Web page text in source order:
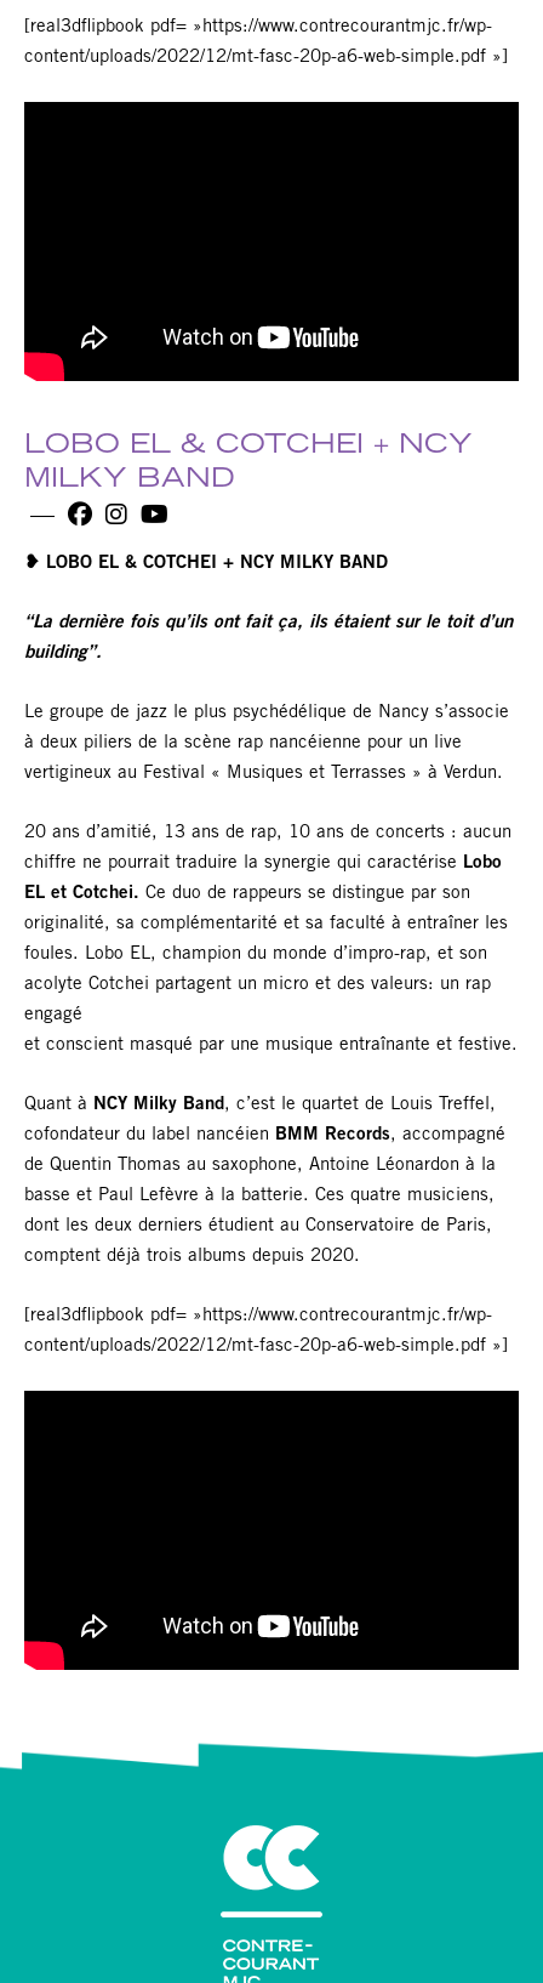
[real3dflipbook pdf= »https://www.contrecourantmjc.fr/wp-
content/uploads/2022/12/mt-fasc-20p-a6-web-simple.pdf »]
LOBO EL & COTCHEI + NCY
MILKY BAND
❥︎ LOBO EL & COTCHEI + NCY MILKY BAND
“La dernière fois qu’ils ont fait ça, ils étaient sur le toit d’un
building”.
Le groupe de jazz le plus psychédélique de Nancy s’associe
à deux piliers de la scène rap nancéienne pour un live
vertigineux au Festival « Musiques et Terrasses » à Verdun.
20 ans d’amitié, 13 ans de rap, 10 ans de concerts : aucun
chiffre ne pourrait traduire la synergie qui caractérise Lobo
EL et Cotchei. Ce duo de rappeurs se distingue par son
originalité, sa complémentarité et sa faculté à entraîner les
foules. Lobo EL, champion du monde d’impro-rap, et son
acolyte Cotchei partagent un micro et des valeurs: un rap
engagé
et conscient masqué par une musique entraînante et festive.
Quant à NCY Milky Band , c’est le quartet de Louis Treffel,
cofondateur du label nancéien BMM Records, accompagné
de Quentin Thomas au saxophone, Antoine Léonardon à la
basse et Paul Lefèvre à la batterie. Ces quatre musiciens,
dont les deux derniers étudient au Conservatoire de Paris,
comptent déjà trois albums depuis 2020.
[real3dflipbook pdf= »https://www.contrecourantmjc.fr/wp-
content/uploads/2022/12/mt-fasc-20p-a6-web-simple.pdf »]